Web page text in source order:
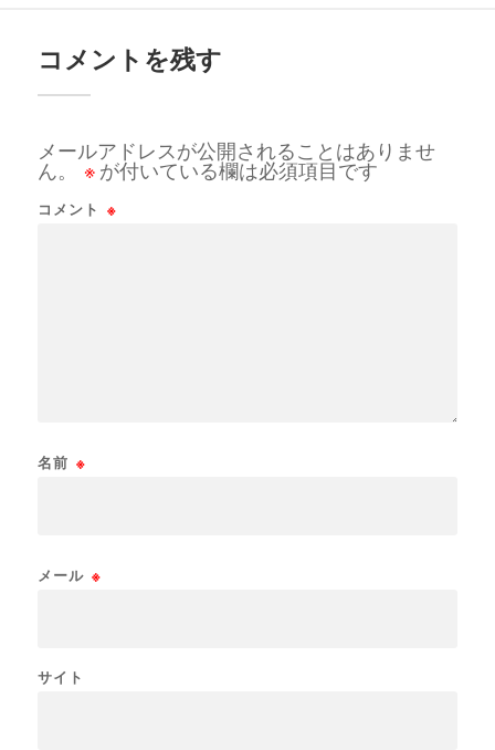
コメントを残す
メールアドレスが公開されることはありませ
ん。
※ が付いている欄は必須項目です
コメント ※
名前 ※
メール ※
サイト